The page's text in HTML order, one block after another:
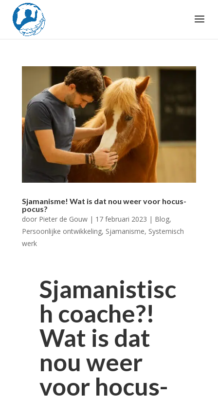
Sjamanisme! Wat is dat nou weer voor hocus-
pocus?
door Pieter de Gouw| 17 februari 2023 | Blog,
Persoonlijke ontwikkeling, Sjamanisme, Systemisch
werk
Sjamanistisc
h coache?!
Wat is dat
nou weer
voor hocus-